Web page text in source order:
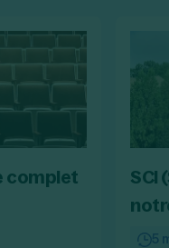
complet
SCI
5